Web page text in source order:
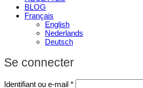
BLOG
Français
English
Nederlands
Deutsch
Se connecter
Identifiant ou e-mail *Obligatoire